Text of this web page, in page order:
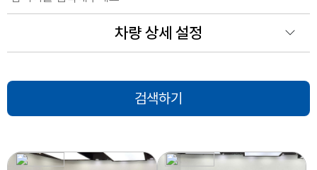
차량 상세 설정